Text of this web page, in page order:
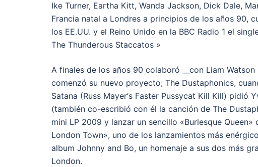
Ike Turner, Eartha Kitt, Wanda Jackson, Dick Dale,
Francia natal a Londres a principios de los años 90,
los EE.UU. y el Reino Unido en la BBC Radio 1 el
The Thunderous Staccatos »
A finales de los años 90 colaboró __con Liam
comenzó su nuevo proyecto; The Dustaphonics,
Satana (Russ Mayer‘s Faster Pussycat Kill Kill)
(también co-escribió con él la canción de The
mini LP 2009 y lanzar un sencillo «Burlesque
London Town», uno de los lanzamientos más
album Johnny and Bo, un homenaje a sus dos más
London.